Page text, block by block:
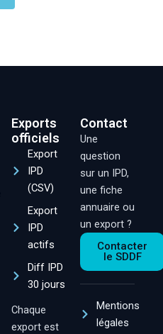
Exports
officiels
Export
IPD
(CSV)
Export
IPD
actifs
Diff IPD
30 jours
Chaque
export est
Contact
Une
question
sur un IPD,
une fiche
annuaire ou
un export ?
Contacter
le SDDF
Mentions
légales